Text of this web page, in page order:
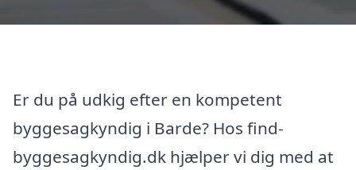
Er du på udkig efter en kompetent
byggesagkyndig i Barde? Hos find-
byggesagkyndig.dk hjælper vi dig med at